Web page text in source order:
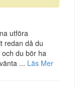
utföra
redan då du
du bör ha
... Läs Mer